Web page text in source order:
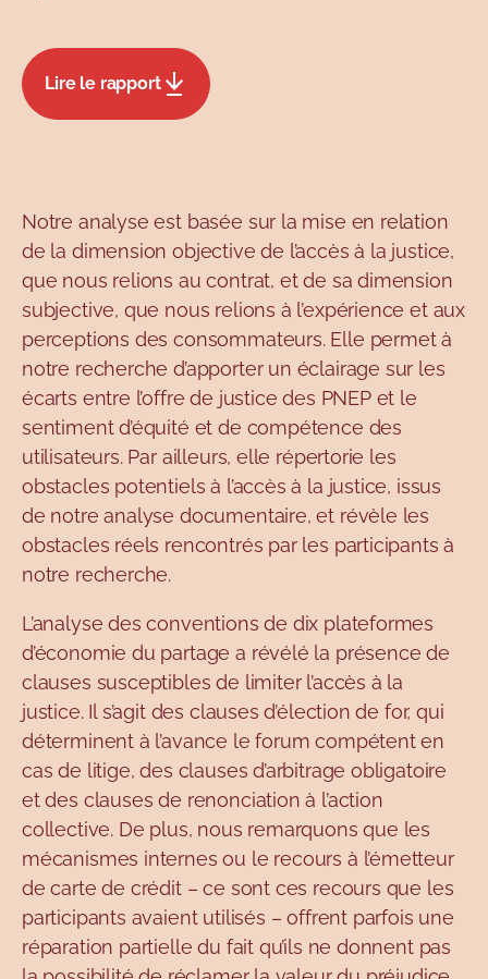
Lire le rapport
Notre analyse est basée sur la mise en relation
de la dimension objective de l’accès à la justice,
que nous relions au contrat, et de sa dimension
subjective, que nous relions à l’expérience et aux
perceptions des consommateurs. Elle permet à
notre recherche d’apporter un éclairage sur les
écarts entre l’offre de justice des PNEP et le
sentiment d’équité et de compétence des
utilisateurs. Par ailleurs, elle répertorie les
obstacles potentiels à l’accès à la justice, issus
de notre analyse documentaire, et révèle les
obstacles réels rencontrés par les participants à
notre recherche.
L’analyse des conventions de dix plateformes
d’économie du partage a révélé la présence de
clauses susceptibles de limiter l’accès à la
justice. Il s’agit des clauses d’élection de for, qui
déterminent à l’avance le forum compétent en
cas de litige, des clauses d’arbitrage obligatoire
et des clauses de renonciation à l’action
collective. De plus, nous remarquons que les
mécanismes internes ou le recours à l’émetteur
de carte de crédit – ce sont ces recours que les
participants avaient utilisés – offrent parfois une
réparation partielle du fait qu’ils ne donnent pas